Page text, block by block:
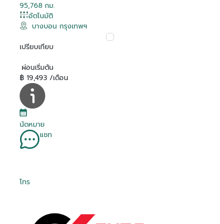
95,768 กม.
อัตโนมัติ
บางบอน กรุงเทพฯ
เปรียบเทียบ
ผ่อนเริ่มต้น
฿ 19,493 /เดือน
นัดหมาย
แชท
โทร